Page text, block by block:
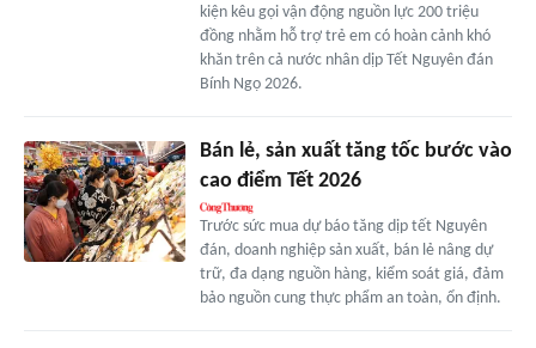
kiện kêu gọi vận động nguồn lực 200 triệu
đồng nhằm hỗ trợ trẻ em có hoàn cảnh khó
khăn trên cả nước nhân dịp Tết Nguyên đán
Bính Ngọ 2026.
Bán lẻ, sản xuất tăng tốc bước vào
cao điểm Tết 2026
Trước sức mua dự báo tăng dịp tết Nguyên
đán, doanh nghiệp sản xuất, bán lẻ nâng dự
trữ, đa dạng nguồn hàng, kiểm soát giá, đảm
bảo nguồn cung thực phẩm an toàn, ổn định.